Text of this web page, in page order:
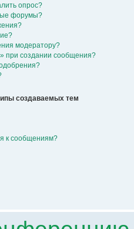
опрос?
форумы?
модератору?
при создании сообщения?
создаваемых тем
к сообщениям?